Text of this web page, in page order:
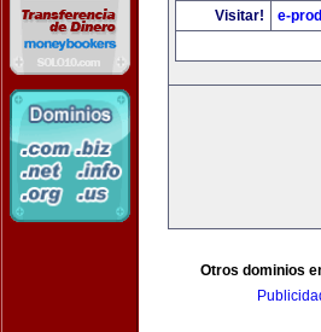
Visitar!
e-
Otros dominios